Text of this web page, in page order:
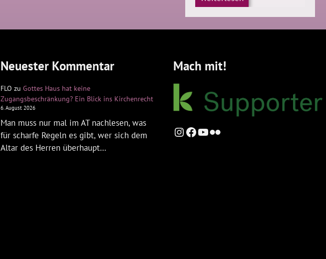
Neuester Kommentar
FLO zu Gottes Haus hat keine
Zugangsbeschränkung? Ein Blick ins Kirchenrecht
6. August 2026
Man muss nur mal im AT nachlesen, was
für scharfe Regeln es gibt, wer sich dem
Altar des Herren überhaupt…
Mach mit!
Instagram
Facebook
YouTube
Flickr